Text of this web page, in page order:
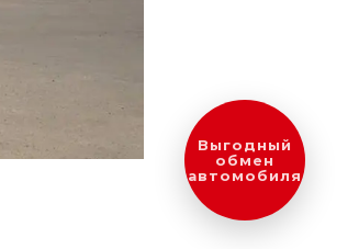
Выгодный
обмен
автомобиля